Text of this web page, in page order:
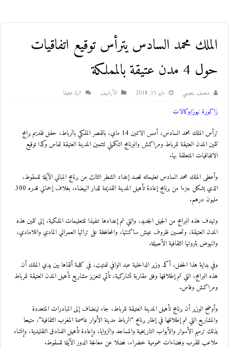
الملك محمد السادس يترأس توقيع اتفاقيات
حول 4 مدن عتيقة بالمملكة
منصف بنعيسي مايو 15, 2018 اﻷرشيف اترك تعليقا
زاكورة نيوز/وكالات
ترأس الملك محمد السادس، أمس الاثنين 14 ماي، بالقصر الملكي بالرباط، حفل تقديم برامج
تثمين المدن العتيقة للرباط ومراكش والبرنامج التكميلي لتثمين المدينة العتيقة لفاس وكذا توقيع
الاتفاقيات المتعلقة بها.
وأعطى الملك محمد السادس تعليماته قصد إعداد الشطر الثالث من برنامج المباني الآيلة للسقوط،
الذي يشكل جزءا من برنامج إعادة تأهيل المدينة القديمة للدار البيضاء، بغلاف إجمالي قدره 300
مليون درهم.
وتهدف هذه البرامج من الجيل الجديد، والتي تم إعدادها تنفيذا للتعليمات الملكية، إلى تثمين هذه
المدن العتيقة، وتحسين ظروف عيش ساكنتها، والمحافظة على تراثها العمراني المادي واللامادي،
والنهوض بثروتها الثقافية الأصيلة.
وفي بداية هذا الحفل، أكد وزير الداخلية عبد الوافي لفتيت، في كلمة ألقاها بين يدي الملك أن
هذه البرامج، التي تم إطلاقها وفق مقاربة تشاركية، تأتي لتعزيز مشاريع تأهيل المدن العتيقة للرباط
ومراكش وفاس.
وأوضح الوزير أن برنامج تأهيل المدينة العتيقة للرباط، جاء لينضاف إلى المبادرات المتعددة
والمشاريع التي تم إطلاقها في إطار برنامج “الرباط مدينة الأنوار عاصمة المغرب الثقافية”، متيحا
بذلك ترميم الأسوار والأبواب التاريخية والمساجد والزوايا، وإعادة تأهيل الفنادق التقليدية، وإنشاء
ملاعب للقرب وفضاءات عمومية خضراء، فضلا عن معالجة الدور الآيلة للسقوط.